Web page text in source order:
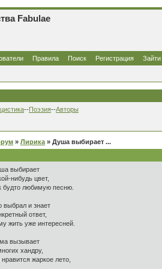
Fabulae
Правила Поиск Регистрация Зайти
--Поэзия--Авторы
» Лирика » Душа выбирает ...
выбирает
нибудь цвет,
будто любимую песню.
выбрал и знает
ответ,
жить уже интересней.
вызывает
хандру,
жаркое лето,